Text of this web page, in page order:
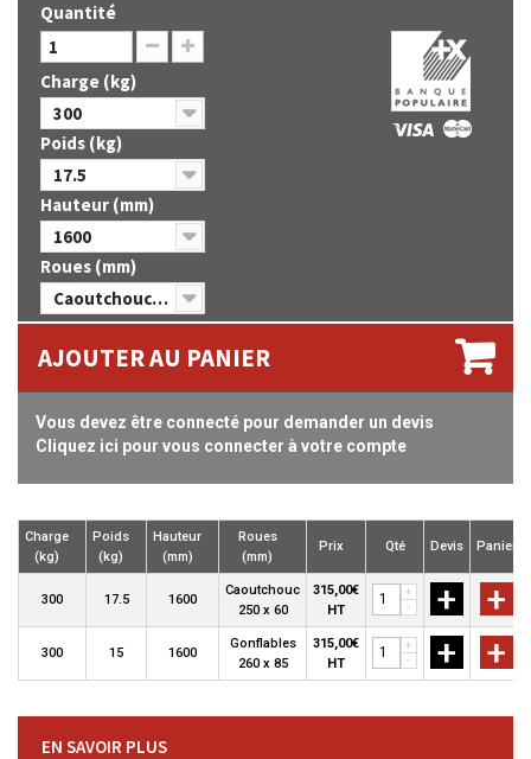
Quantité
Charge (kg)
300
Poids (kg)
17.5
Hauteur (mm)
1600
Roues (mm)
Caoutchouc 250 x 60
AJOUTER AU PANIER
Vous devez être connecté pour demander un devis
Cliquez ici pour vous connecter à votre compte
Charge
(kg)
Poids
(kg)
Hauteur
(mm)
Roues
(mm)
Prix Qté Devis Panier
300 17.5 1600
Caoutchouc
250 x 60
315,00€
HT
+
-
+ +
300 15 1600
Gonflables
260 x 85
315,00€
HT
+
-
+ +
EN SAVOIR PLUS